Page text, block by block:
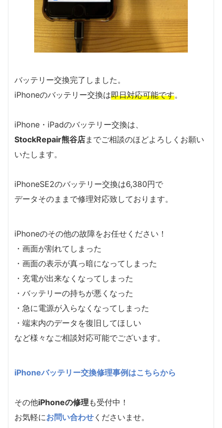
バッテリー交換完了しました。
iPhoneのバッテリー交換は即日対応可能です。
iPhone・iPadのバッテリー交換は、
StockRepair熊谷店までご相談のほどよろしくお願い
いたします。
iPhoneSE2のバッテリー交換は6,380円で
データそのままで修理対応致しております。
iPhoneのその他の故障をお任せください！
・画面が割れてしまった
・画面の表示が真っ暗になってしまった
・充電が出来なくなってしまった
・バッテリーの持ちが悪くなった
・急に電源が入らなくなってしまった
・端末内のデータを復旧してほしい
など様々なご相談対応可能でございます。
iPhoneバッテリー交換修理事例はこちらから
その他iPhoneの修理 も受付中！
お気軽にお問い合わせ くださいませ。